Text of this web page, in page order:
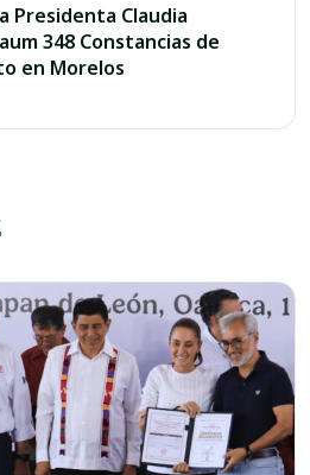
Presidenta Claudia
348 Constancias de
en Morelos